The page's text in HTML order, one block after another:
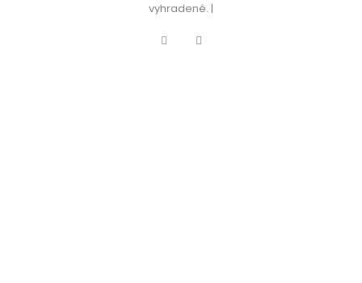
vyhradené. |
Facebook